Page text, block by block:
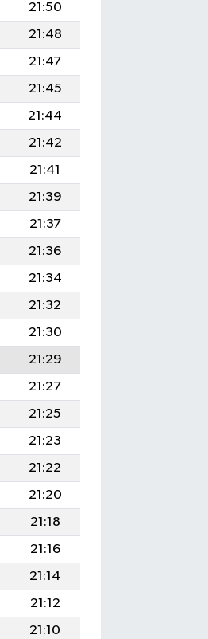
21:50
21:48
21:47
21:45
21:44
21:42
21:41
21:39
21:37
21:36
21:34
21:32
21:30
21:29
21:27
21:25
21:23
21:22
21:20
21:18
21:16
21:14
21:12
21:10